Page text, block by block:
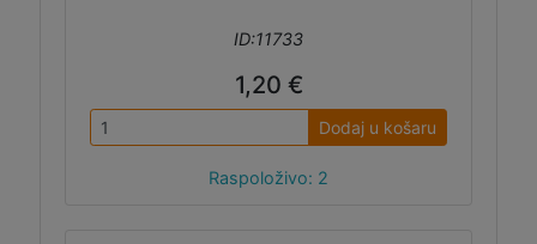
ID:11733
1,20 €
Dodaj u košaru
Raspoloživo: 2